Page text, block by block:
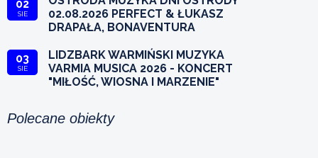
02
SIE
02.08.2026 PERFECT & ŁUKASZ
DRAPAŁA, BONAVENTURA
03
SIE
LIDZBARK WARMIŃSKI MUZYKA
VARMIA MUSICA 2026 - KONCERT
"MIŁOŚĆ, WIOSNA I MARZENIE"
Polecane obiekty